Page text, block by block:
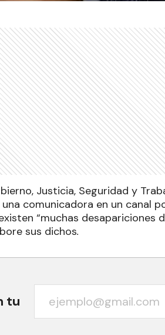
Justicia, Seguridad y
comunicadora en un canal
“muchas desapariciones
sus dichos.
tu